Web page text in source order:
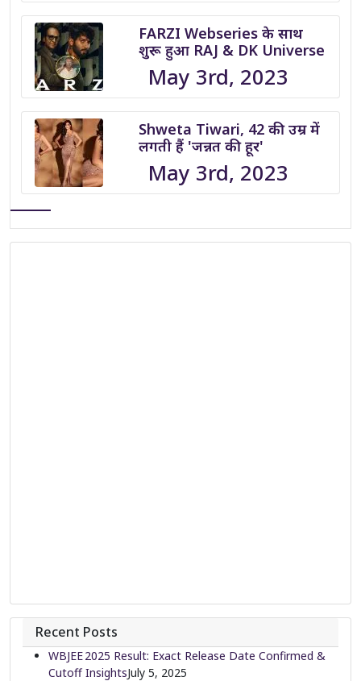
FARZI Webseries के साथ
शुरू हुआ RAJ & DK Universe
May 3rd, 2023
Shweta Tiwari, 42 की उम्र में
लगती हैं 'जन्नत की हूर'
May 3rd, 2023
Recent Posts
WBJEE 2025 Result: Exact Release Date Confirmed &
Cutoff InsightsJuly 5, 2025